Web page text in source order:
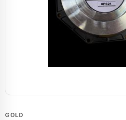
GOLD